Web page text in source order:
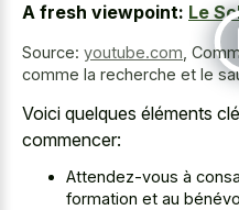
A fresh viewpoint: Le
Source: youtube.com
comme la recherche et le
Voici quelques éléments
commencer:
Attendez-vous à
formation et au